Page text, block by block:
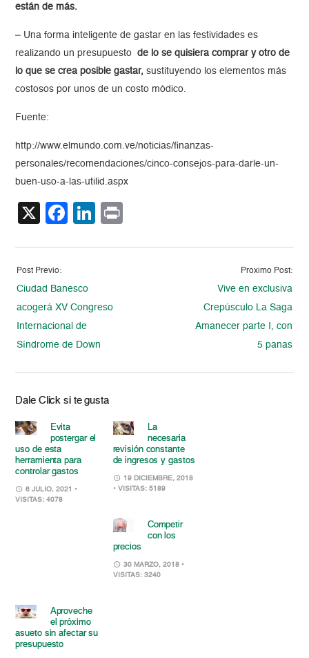
están de más.
– Una forma inteligente de gastar en las festividades es
realizando un presupuesto de lo se quisiera comprar y otro de
lo que se crea posible gastar,sustituyendo los elementos más
costosos por unos de un costo módico.
Fuente:
http://www.elmundo.com.ve/noticias/finanzas-
personales/recomendaciones/cinco-consejos-para-darle-un-
buen-uso-a-las-utilid.aspx
X Facebook
LinkedIn
Post Previo:
Ciudad Banesco
acogerá XV Congreso
Internacional de
Síndrome de Down
Proximo Post:
Vive en exclusiva
Crepúsculo La Saga
Amanecer parte I, con
5 panas
Dale Click si te gusta
Evita
postergar el
uso de esta
herramienta para
controlar gastos
6 JULIO, 2021 •
VISITAS: 4078
La
necesaria
revisión constante
de ingresos y gastos
19 DICIEMBRE, 2018
• VISITAS: 5189
Competir
con los
precios
30 MARZO, 2018 •
VISITAS: 3240
Aproveche
el próximo
asueto sin afectar su
presupuesto